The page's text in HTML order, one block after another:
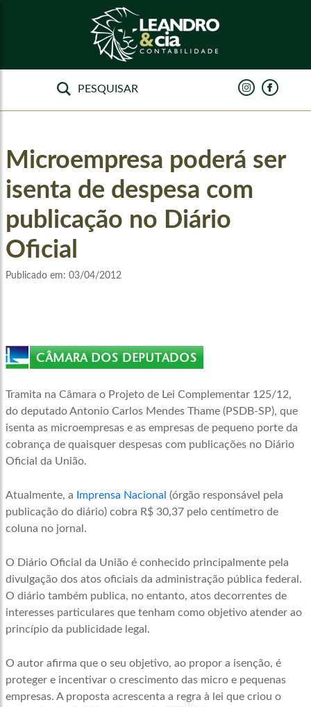
Microempresa poderá ser
isenta de despesa com
publicação no Diário
Oficial
Publicado em: 03/04/2012
Tramita na Câmara o Projeto de Lei Complementar 125/12,
do deputado Antonio Carlos Mendes Thame (PSDB-SP), que
isenta as microempresase as empresas de pequeno porte da
cobrança de quaisquer despesas com publicações no Diário
Oficial da União.
Atualmente, a Imprensa Nacional (órgão responsável pela
publicação do diário) cobra R$ 30,37 pelo centímetro de
coluna no jornal.
O Diário Oficial da União é conhecido principalmente pela
divulgação dos atos oficiais da administração pública federal.
O diário também publica, no entanto, atos decorrentes de
interesses particulares que tenham como objetivo atender ao
princípio da publicidade legal.
O autor afirma que o seu objetivo, ao propor a isenção, é
proteger e incentivar o crescimento das micro e pequenas
empresas. A proposta acrescenta a regra à lei que criou o